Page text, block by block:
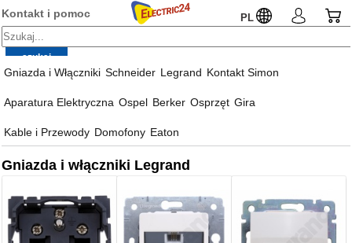
Kontakt i pomoc PL
Gniazda i Włączniki Schneider Legrand Kontakt Simon
Aparatura Elektryczna Ospel Berker Osprzęt Gira
Kable i Przewody Domofony Eaton
Gniazda i włączniki Legrand